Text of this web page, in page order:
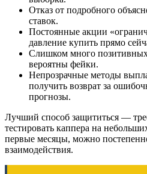
Отказ от подробного
ставок.
Постоянные акции
давление купить прямо
Слишком много
вероятны фейки.
Непрозрачные методы
получить возврат за
прогнозы.
Лучший способ защититься —
тестировать каппера на
первые месяцы, можно
взаимодействия.